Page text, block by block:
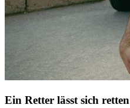
Ein Retter lässt sich retten